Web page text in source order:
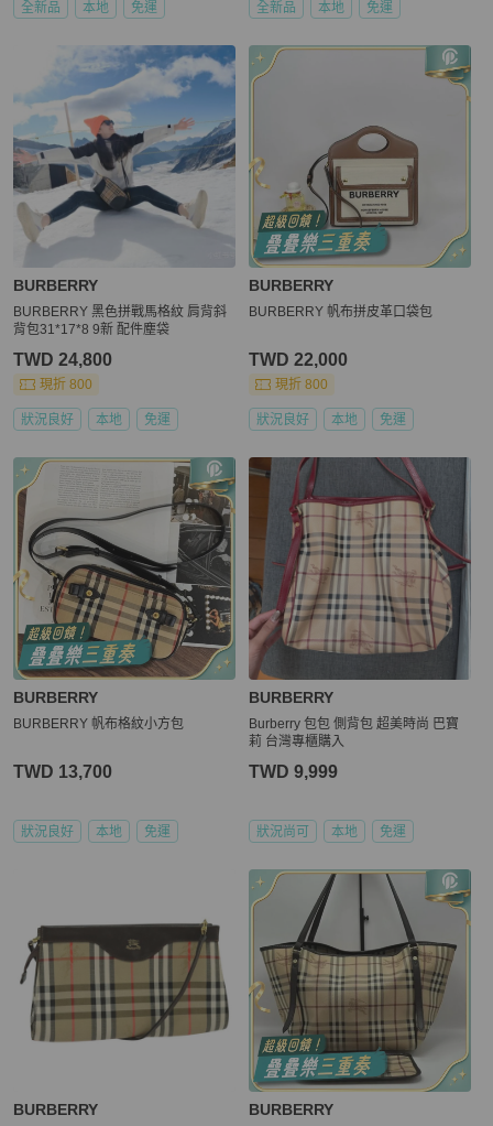
全新品 本地 免運 全新品 本地 免運
BURBERRY
BURBERRY 黑色拼戰馬格紋 肩背斜
背包31*17*8 9新 配件塵袋
TWD 24,800
現折 800
狀況良好 本地 免運
BURBERRY
BURBERRY 帆布拼皮革口袋包
TWD 22,000
現折 800
狀況良好 本地 免運
BURBERRY
BURBERRY 帆布格紋小方包
TWD 13,700
狀況良好 本地 免運
BURBERRY
Burberry 包包 側背包 超美時尚 巴寶
莉 台灣專櫃購入
TWD 9,999
狀況尚可 本地 免運
BURBERRY BURBERRY